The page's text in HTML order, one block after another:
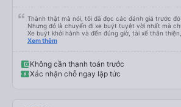
Thành thật mà nói, tôi đã đọc các đánh giá trước
Nhưng đó là chuyến đi xe buýt tuyệt vời nhất mà
Xe buýt khởi hành và đến đúng giờ, tài xế thân
dù vẫn hơi xóc, nhưng đó là đặc trưng của Việt Nam
Xem thêm
Không cần thanh toán trước
Xác nhận chỗ ngay lập tức